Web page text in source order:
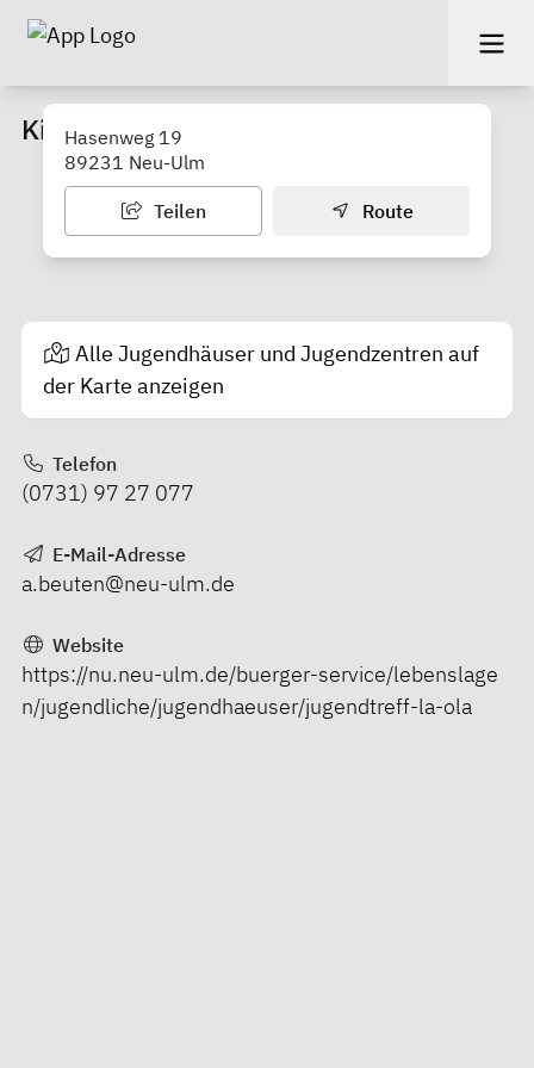
Kinder- und Jugendtreff "La Ola"
Hasenweg 19
89231 Neu-Ulm
Teilen Route
Alle Jugendhäuser und Jugendzentren auf
der Karte anzeigen
Telefon
(0731) 97 27 077
E-Mail-Adresse
a.beuten@neu-ulm.de
Website
https://nu.neu-ulm.de/buerger-service/lebenslage
n/jugendliche/jugendhaeuser/jugendtreff-la-ola